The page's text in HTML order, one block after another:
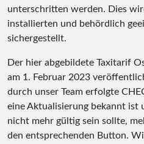
unterschritten werden. Dies
installierten und behördlich
sichergestellt.
Der hier abgebildete Taxitarif
am 1. Februar 2023
durch unser Team erfolgte
eine Aktualisierung bekannt ist
nicht mehr gültig sein sollte,
den entsprechenden Button.